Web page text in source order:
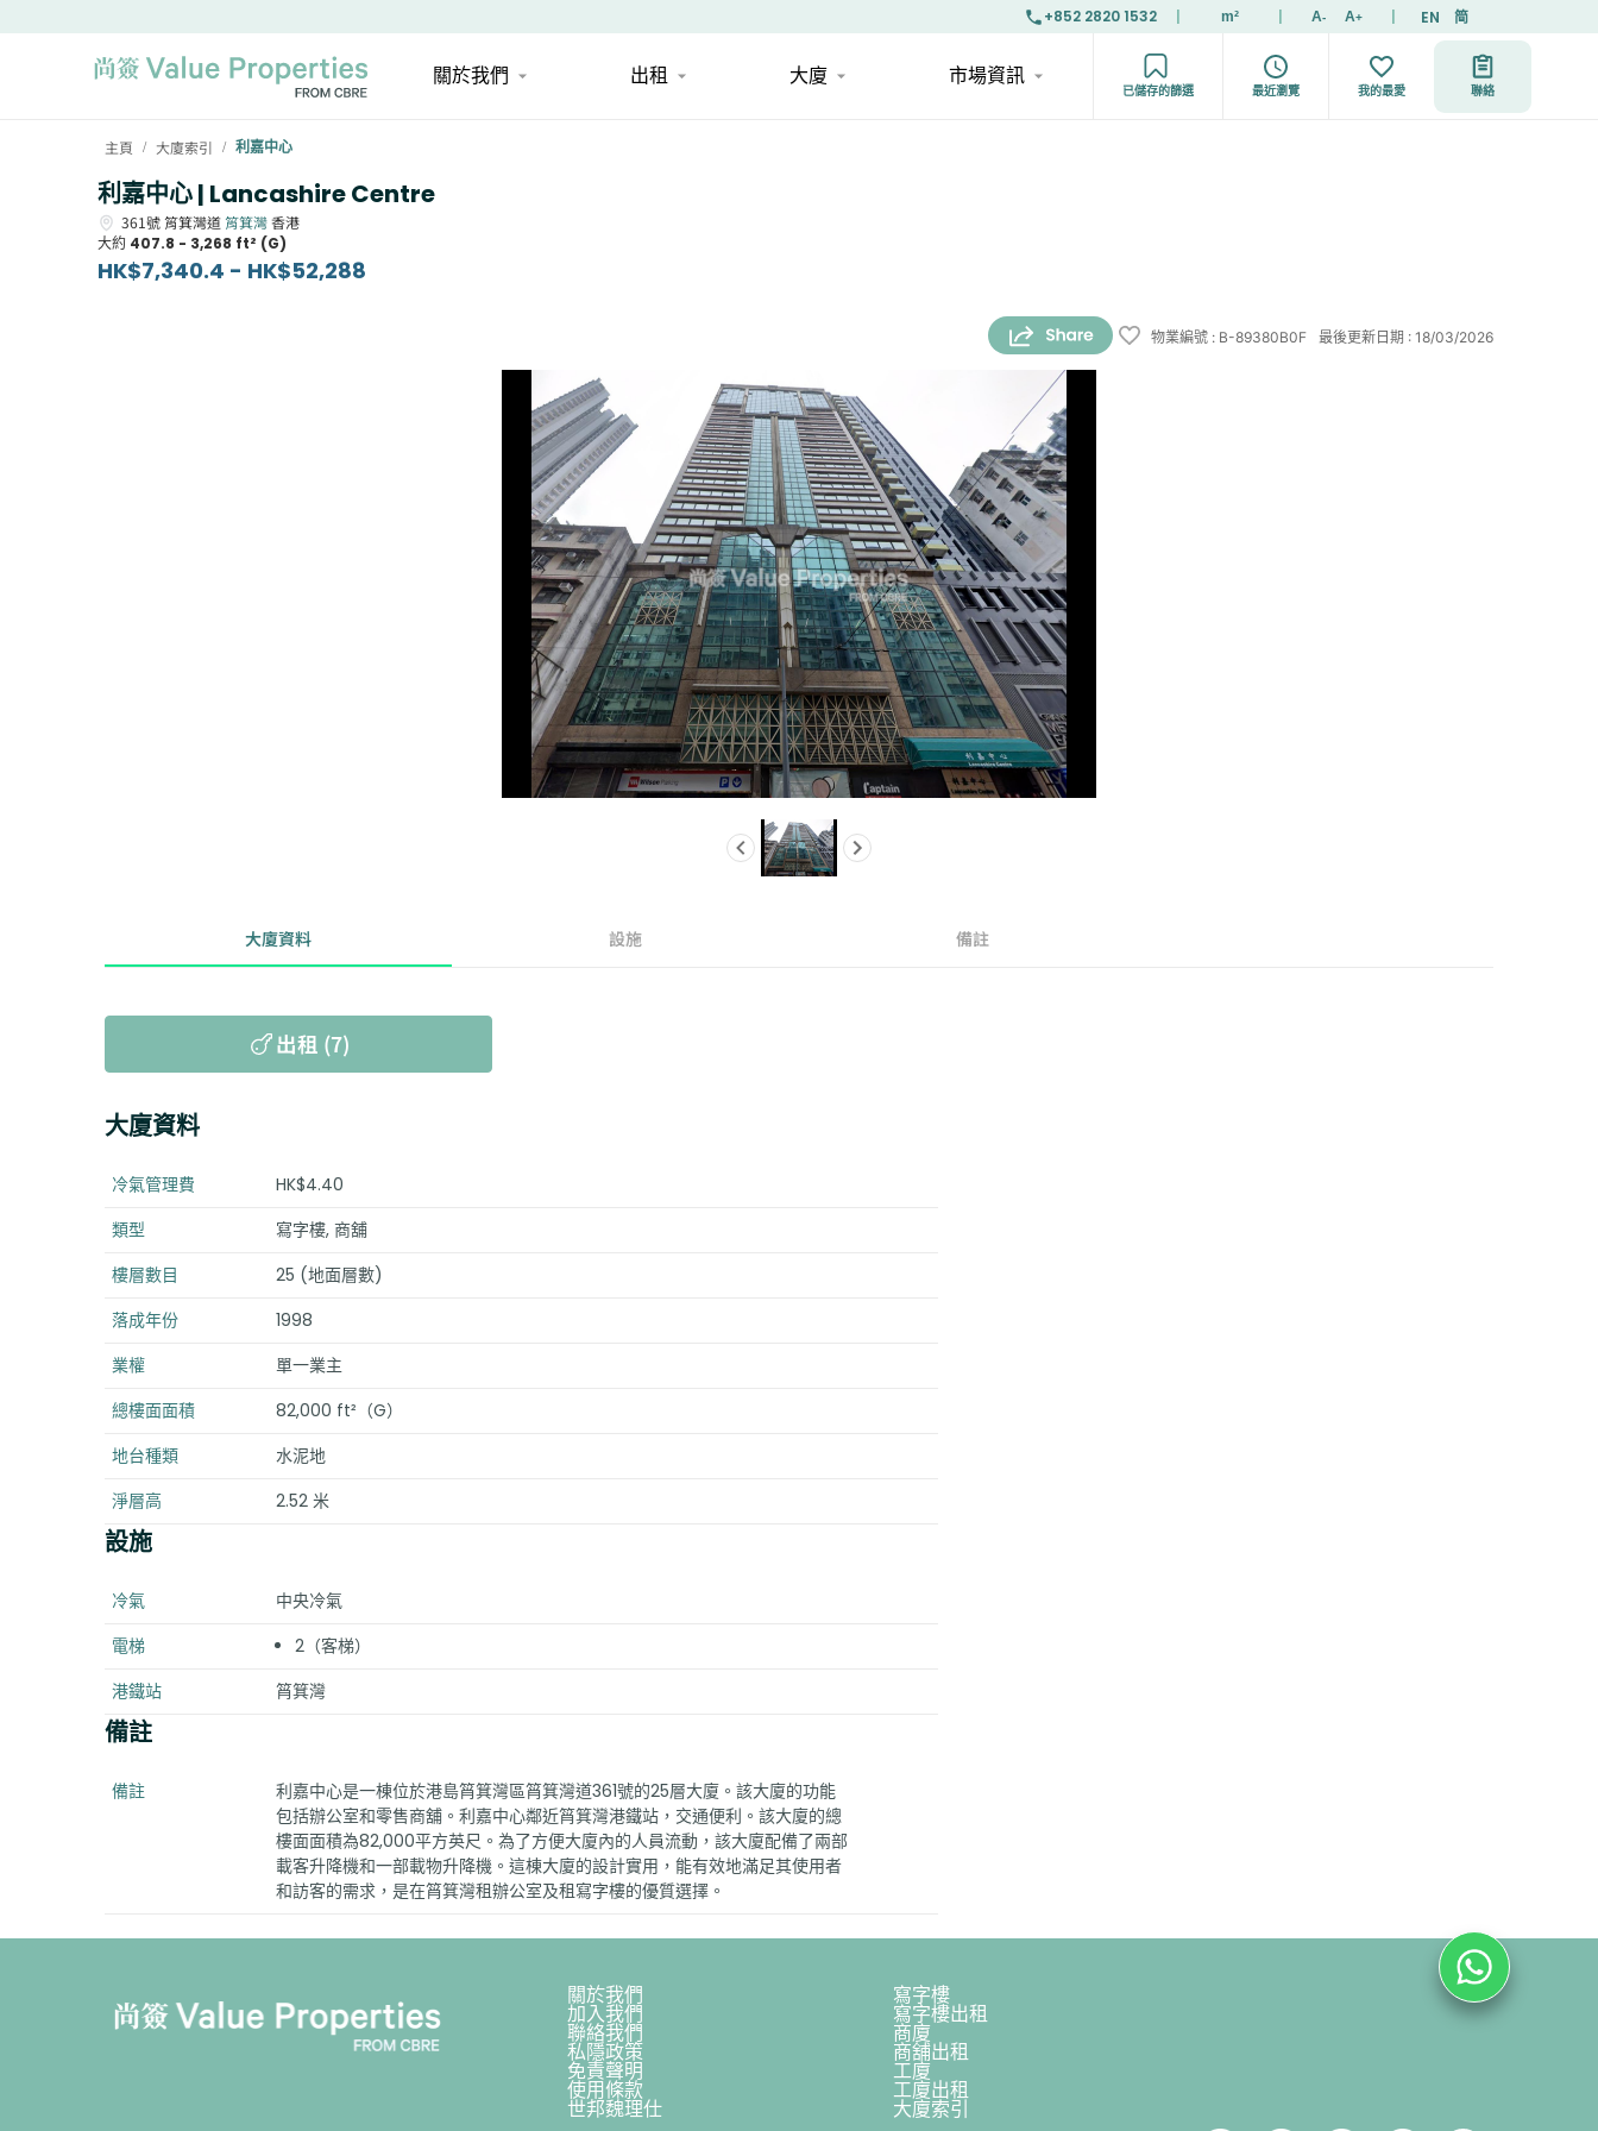
+852 2820 1532 m² A- A+ EN 简
關於我們 出租 大廈 市場資訊
已儲存的篩選 最近瀏覽 我的最愛 聯絡
主頁 / 大廈索引 / 利嘉中心
利嘉中心 | Lancashire Centre
361號筲箕灣道筲箕灣香港
大約 407.8 - 3,268 ft² (G)
HK$7,340.4 - HK$52,288
物業編號 : B-89380B0F 最後更新日期 : 18/03/2026
大廈資料 設施 備註
出租 (7)
大廈資料
冷氣管理費
HK$4.40
類型
寫字樓, 商舖
樓層數目
25 (地面層數)
落成年份
1998
業權
單一業主
總樓面面積
82,000 ft²（G）
地台種類
水泥地
淨層高
2.52 米
設施
冷氣
中央冷氣
電梯
2（客梯）
港鐵站
筲箕灣
備註
備註
利嘉中心是一棟位於港島筲箕灣區筲箕灣道361號的25層大廈。該大廈的功能
包括辦公室和零售商舖。利嘉中心鄰近筲箕灣港鐵站，交通便利。該大廈的總
樓面面積為82,000平方英尺。為了方便大廈內的人員流動，該大廈配備了兩部
載客升降機和一部載物升降機。這棟大廈的設計實用，能有效地滿足其使用者
和訪客的需求，是在筲箕灣租辦公室及租寫字樓的優質選擇。
關於我們 寫字樓
加入我們 寫字樓出租
聯絡我們 商廈
私隱政策 商舖出租
免責聲明 工廈
使用條款 工廈出租
世邦魏理仕 大廈索引